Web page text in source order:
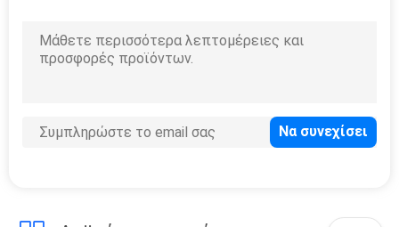
δοκιμής εγγράφου